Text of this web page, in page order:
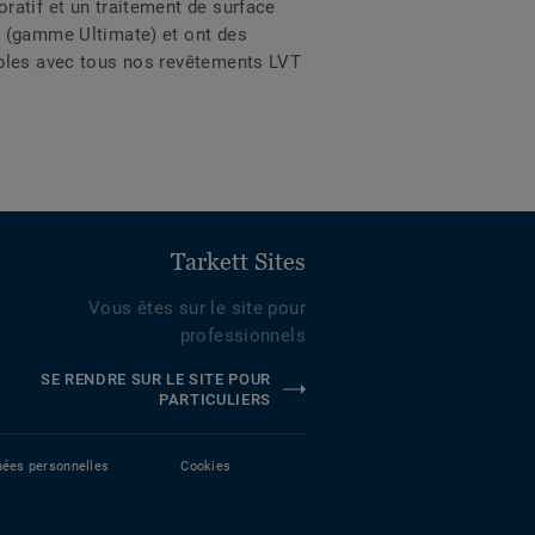
et un traitement de surface
Ultimate) et ont des
avec tous nos revêtements LVT
Tarkett Sites
Vous êtes sur le site pour
professionnels
SE RENDRE SUR LE SITE POUR
PARTICULIERS
personnelles Cookies